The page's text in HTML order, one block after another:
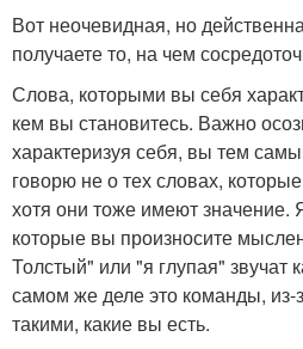
Вот неочевидная, но
получаете то, на чем
Слова, которыми вы себя
кем вы становитесь. Важно
характеризуя себя, вы тем
говорю не о тех словах,
хотя они тоже имеют значение.
которые вы произносите
Толстый" или "я глупая" звучат
самом же деле это команды, из-
такими, какие вы есть.